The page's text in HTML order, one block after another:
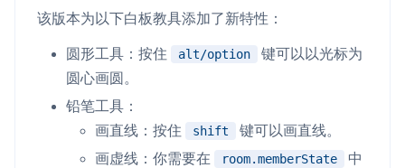
该版本为以下白板教具添加了新特性：
圆形工具：按住 alt/option
键可以以光标为
圆心画圆。
铅笔工具：
画直线：按住
shift
键可以画直线。
画虚线：你需要在
room.memberState
中